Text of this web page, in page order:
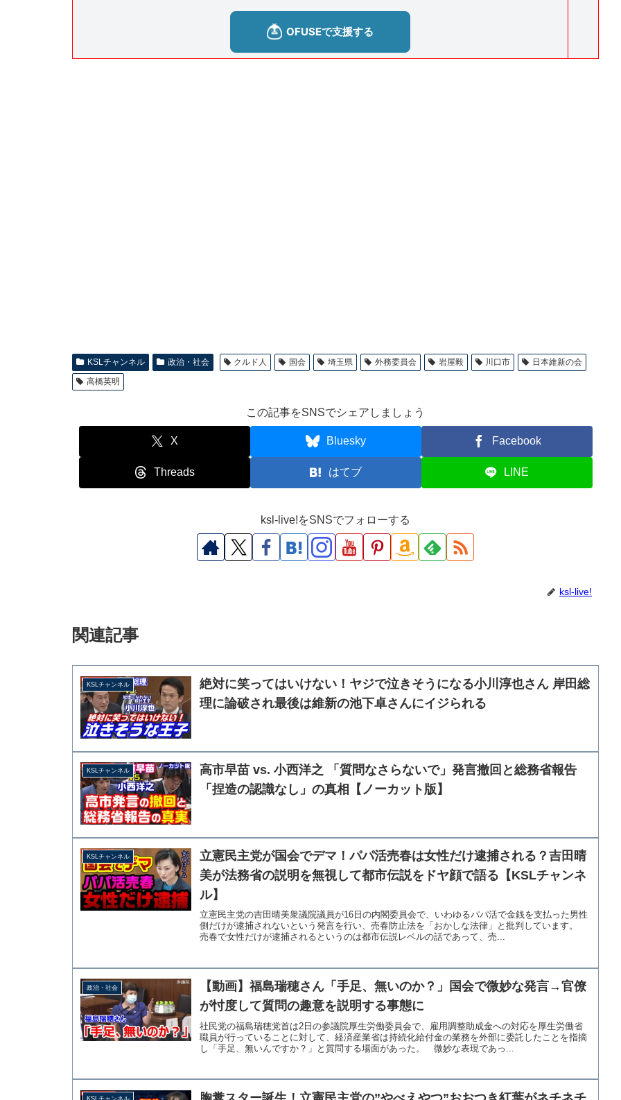
KSLチャンネル 政治・社会 クルド人 国会 埼玉県 外務委員会 岩屋毅 川口市
日本維新の会
高橋英明
この記事をSNSでシェアしましょう
X Bluesky Facebook
Threads はてブ LINE
ksl-live!をSNSでフォローする
ksl-live!
関連記事
KSLチャンネル
絶対に笑ってはいけない！ヤジで泣きそうになる小川淳也さん 岸田総
理に論破され最後は維新の池下卓さんにイジられる
KSLチャンネル
高市早苗 vs. 小西洋之 「質問なさらないで」発言撤回と総務省報告
「捏造の認識なし」の真相【ノーカット版】
KSLチャンネル
立憲民主党が国会でデマ！パパ活売春は女性だけ逮捕される？吉田晴
美が法務省の説明を無視して都市伝説をドヤ顔で語る【KSLチャンネ
ル】
立憲民主党の吉田晴美衆議院議員が16日の内閣委員会で、いわゆるパパ活で金銭を支払った男性
側だけが逮捕されないという発言を行い、売春防止法を「おかしな法律」と批判しています。
売春で女性だけが逮捕されるというのは都市伝説レベルの話であって、売...
政治・社会
【動画】福島瑞穂さん「手足、無いのか？」国会で微妙な発言→官僚
が忖度して質問の趣意を説明する事態に
社民党の福島瑞穂党首は2日の参議院厚生労働委員会で、雇用調整助成金への対応を厚生労働省
職員が行っていることに対して、経済産業省は持続化給付金の業務を外部に委託したことを指摘
し「手足、無いんですか？」と質問する場面があった。 微妙な表現であっ...
KSLチャンネル